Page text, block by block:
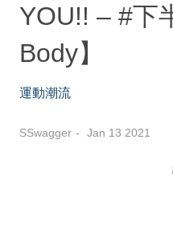
YOU!! – #下
Body】
運動潮流
SSwagger Jan 13 2021